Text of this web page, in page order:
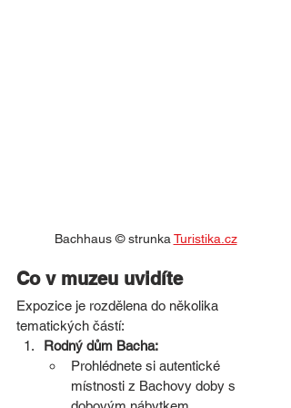
Bachhaus © strunka Turistika.cz
Co v muzeu uvidíte
Expozice je rozdělena do několika
tematických částí:
Rodný dům Bacha:
Prohlédnete si autentické
místnosti z Bachovy doby s